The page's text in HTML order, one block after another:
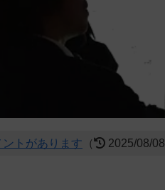
トがあります （ 2025/08/